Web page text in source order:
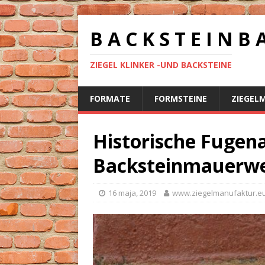
B A C K S T E I N B
ZIEGEL KLINKER -UND BACKSTEINE
FORMATE FORMSTEINE
Historische
16 maja, 2019